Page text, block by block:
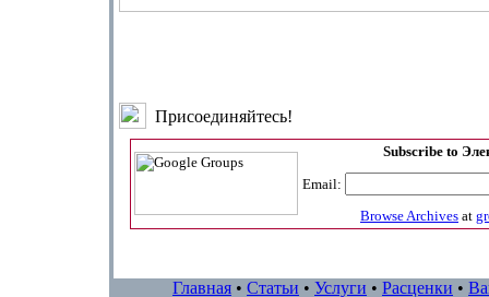
Присоединяйтесь!
Subscribe to
Email:
Browse Archives at
Главная • Статьи • Услуги • Расценки •